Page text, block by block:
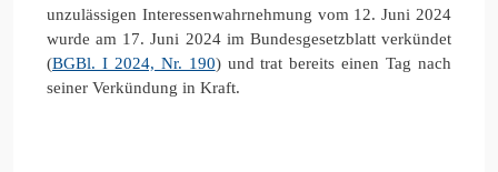
unzulässigen Interessenwahrnehmung vom 12. Juni 2024
wurde am 17. Juni 2024 im Bundesgesetzblatt verkündet
(BGBl. I 2024, Nr. 190) und trat bereits einen Tag nach
seiner Verkündung in Kraft.